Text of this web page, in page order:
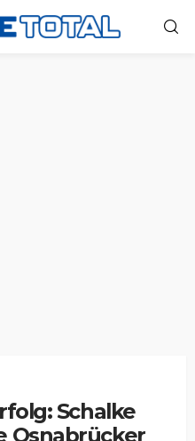
Schalke
Osnabrücker